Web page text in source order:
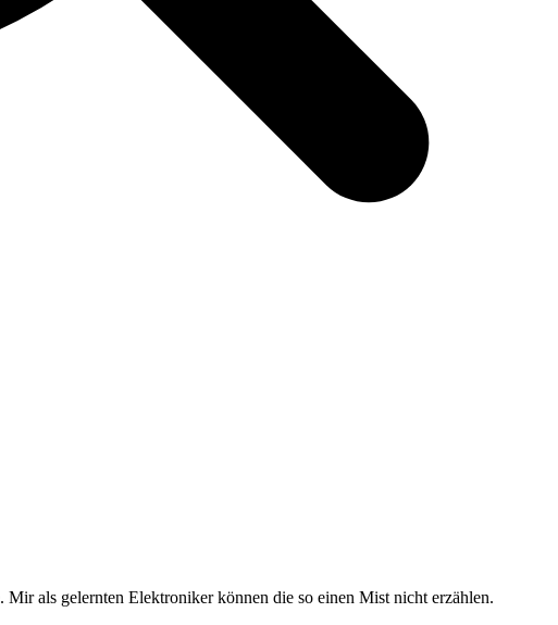
als gelernten Elektroniker können die so einen Mist nicht erzählen.